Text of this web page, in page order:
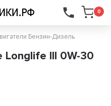
0
...
Бензин-Дизель
III 0W-30